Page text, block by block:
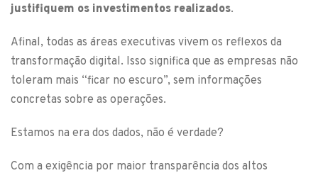
justifiquem os investimentos realizados.
Afinal, todas as áreas executivas vivem os reflexos da
transformação digital. Isso significa que as empresas não
toleram mais “ficar no escuro”, sem informações
concretas sobre as operações.
Estamos na era dos dados, não é verdade?
Com a exigência por maior transparência dos altos